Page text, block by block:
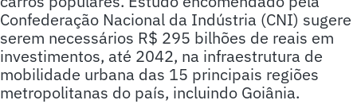
Confederação Nacional da Indústria (CNI) sugere
serem necessários R$ 295 bilhões de reais em
investimentos, até 2042, na infraestrutura de
mobilidade urbana das 15 principais regiões
metropolitanas do país, incluindo Goiânia.